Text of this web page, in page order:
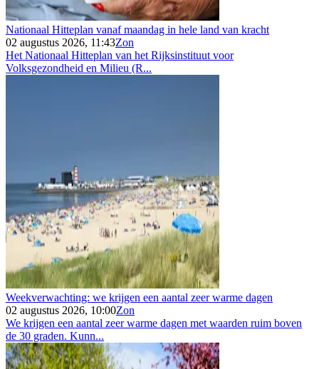
Nationaal Hitteplan vanaf maandag in hele land van kracht
02 augustus 2026, 11:43Zon
Het Nationaal Hitteplan van het Rijksinstituut voor
Volksgezondheid en Milieu (R...
Weekverwachting: we krijgen een aantal zeer warme dagen
02 augustus 2026, 10:00Zon
We krijgen een aantal zeer warme dagen met waarden ruim boven
de 30 graden. Kunn...